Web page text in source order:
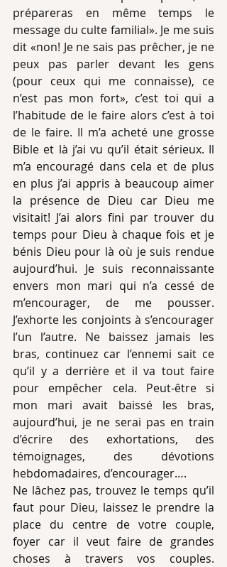
prépareras en même temps le
message du culte familial». Je me suis
dit «non! Je ne sais pas prêcher, je ne
peux pas parler devant les gens
(pour ceux qui me connaisse), ce
n’est pas mon fort», c’est toi qui a
l’habitude de le faire alors c’est à toi
de le faire. Il m’a acheté une grosse
Bible et là j’ai vu qu’il était sérieux. Il
m’a encouragé dans cela et de plus
en plus j’ai appris à beaucoup aimer
la présence de Dieu car Dieu me
visitait! J’ai alors fini par trouver du
temps pour Dieu à chaque fois et je
bénis Dieu pour là où je suis rendue
aujourd’hui. Je suis reconnaissante
envers mon mari qui n’a cessé de
m’encourager, de me pousser.
J’exhorte les conjoints à s’encourager
l’un l’autre. Ne baissez jamais les
bras, continuez car l’ennemi sait ce
qu’il y a derrière et il va tout faire
pour empêcher cela. Peut-être si
mon mari avait baissé les bras,
aujourd’hui, je ne serai pas en train
d’écrire des exhortations, des
témoignages, des dévotions
hebdomadaires, d’encourager….
Ne lâchez pas, trouvez le temps qu’il
faut pour Dieu, laissez le prendre la
place du centre de votre couple,
foyer car il veut faire de grandes
choses à travers vos couples.